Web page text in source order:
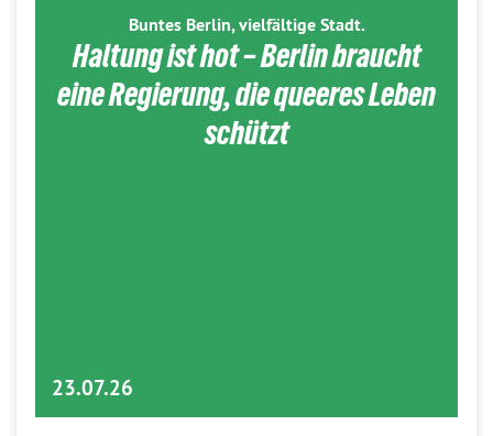
Buntes Berlin, vielfältige Stadt.
Haltung ist hot – Berlin braucht
eine Regierung, die queeres Leben
schützt
23.07.26